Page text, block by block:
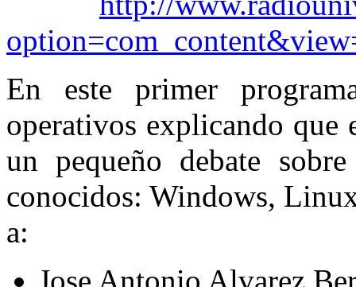
En este primer
operativos explicando que
un pequeño debate
conocidos: Windows,
a: